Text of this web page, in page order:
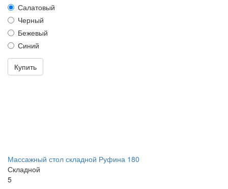
Салатовый
Черный
Бежевый
Синий
Купить
Массажный стол складной Руфина 180
Складной
5